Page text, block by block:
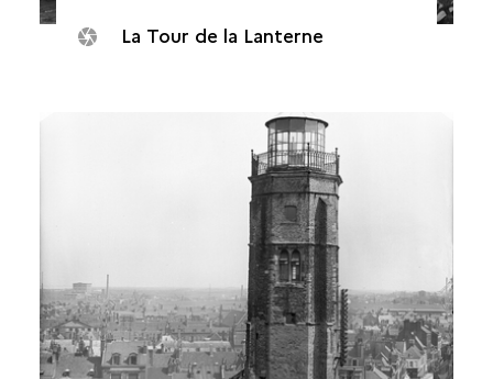
La Tour de la Lanterne